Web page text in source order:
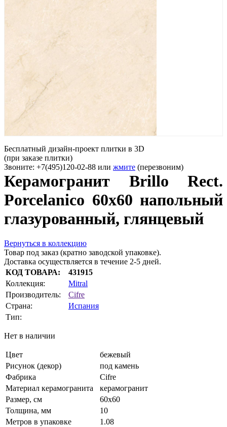
Бесплатный дизайн-проект плитки в 3D
(при заказе плитки)
Звоните: +7(495)120-02-88 или жмите (перезвоним)
Керамогранит Brillo Rect.
Porcelanico 60x60 напольный
глазурованный, глянцевый
Вернуться в коллекцию
Товар под заказ (кратно заводской упаковке).
Доставка осуществляется в течение 2-5 дней.
КОД ТОВАРА:
431915
Коллекция:
Mitral
Производитель:
Cifre
Страна:
Испания
Тип:
Нет в наличии
Цвет
бежевый
Рисунок (декор)
под камень
Фабрика
Cifre
Материал керамогранита
керамогранит
Размер, см
60x60
Толщина, мм
10
Метров в упаковке
1.08